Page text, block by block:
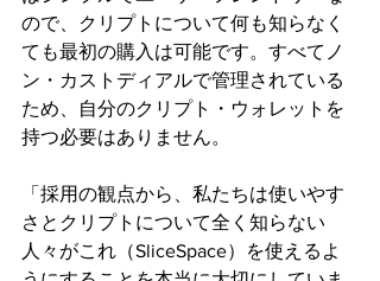
ので、クリプトについて何も知らなく
ても最初の購入は可能です。すべてノ
ン・カストディアルで管理されている
ため、自分のクリプト・ウォレットを
持つ必要はありません。
「採用の観点から、私たちは使いやす
さとクリプトについて全く知らない
人々がこれ（SliceSpace）を使えるよ